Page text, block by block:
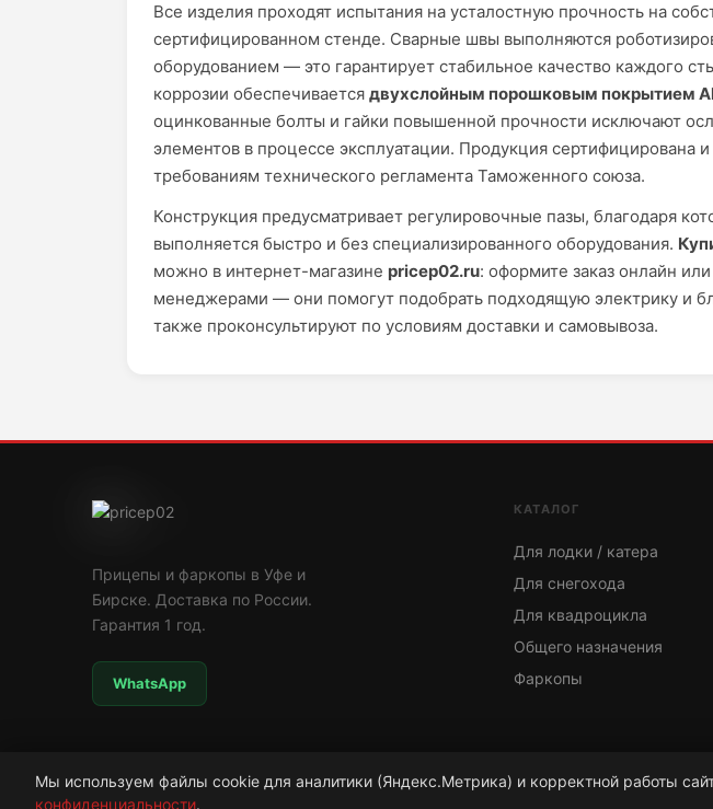
Все изделия проходят испытания на усталостную прочность на
сертифицированном стенде. Сварные швы выполняются
оборудованием — это гарантирует стабильное качество каждого
коррозии обеспечивается двухслойным порошковым покрытием
оцинкованные болты и гайки повышенной прочности исключают
элементов в процессе эксплуатации. Продукция сертифицирована и
требованиям технического регламента Таможенного союза.
Конструкция предусматривает регулировочные пазы, благодаря
выполняется быстро и без специализированного оборудования.
можно в интернет-магазине pricep02.ru: оформите заказ онлайн
менеджерами — они помогут подобрать подходящую электрику и
также проконсультируют по условиям доставки и самовывоза.
Прицепы и фаркопы в Уфе и
Бирске. Доставка по России.
Гарантия 1 год.
WhatsApp
КАТАЛОГ
Для лодки / катера
Для снегохода
Для квадроцикла
Общего назначения
Фаркопы
© 2009—2026 ООО «Рада»
Мы используем файлы cookie для аналитики (Яндекс.Метрика) и корректной работы
конфиденциальности.